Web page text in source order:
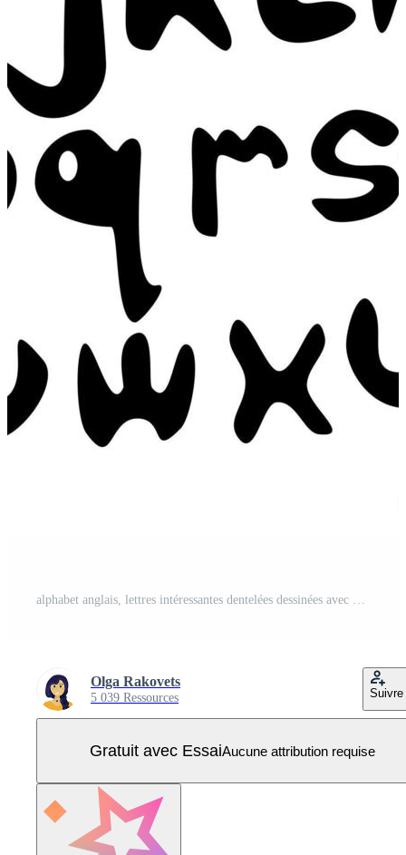
alphabet anglais, lettres intéressantes dentelées dessinées avec des formes simples, lettres abc noires stylisées illustration vectorielle pour la conception Vecteur Pro
Olga Rakovets
5 039 Ressources Suivre
Gratuit avec EssaiAucune attribution requise